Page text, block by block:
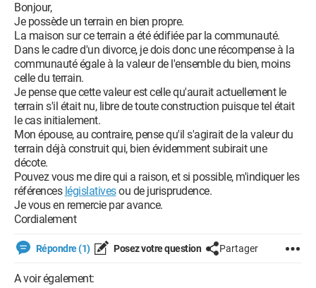
Bonjour,
Je possède un terrain en bien propre.
La maison sur ce terrain a été édifiée par la communauté.
Dans le cadre d'un divorce, je dois donc une récompense à la
communauté égale à la valeur de l'ensemble du bien, moins
celle du terrain.
Je pense que cette valeur est celle qu'aurait actuellement le
terrain s'il était nu, libre de toute construction puisque tel était
le cas initialement.
Mon épouse, au contraire, pense qu'il s'agirait de la valeur du
terrain déjà construit qui, bien évidemment subirait une
décote.
Pouvez vous me dire qui a raison, et si possible, m'indiquer les
références législativesou de jurisprudence.
Je vous en remercie par avance.
Cordialement
Répondre (1) Posez votre question Partager
A voir également: